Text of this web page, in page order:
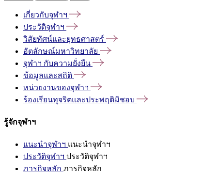
เกี่ยวกับจุฬาฯ
ประวัติจุฬาฯ
วิสัยทัศน์และยุทธศาสตร์
อัตลักษณ์มหาวิทยาลัย
จุฬาฯ กับความยั่งยืน
ข้อมูลและสถิติ
หน่วยงานของจุฬาฯ
ร้องเรียนทุจริตและประพฤติมิชอบ
รู้จักจุฬาฯ
แนะนำจุฬาฯ แนะนำจุฬาฯ
ประวัติจุฬาฯ ประวัติจุฬาฯ
ภารกิจหลัก ภารกิจหลัก